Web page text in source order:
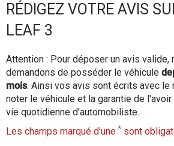
Essais
d'achat
Electriques
RÉDIGEZ VOTRE AVIS
LEAF 3
Attention : Pour déposer un avis valide,
demandons de posséder le véhicule
mois. Ainsi vos avis sont écrits avec le
noter le véhicule et la garantie de
vie quotidienne d'automobiliste.
Les champs marqué d'une * sont